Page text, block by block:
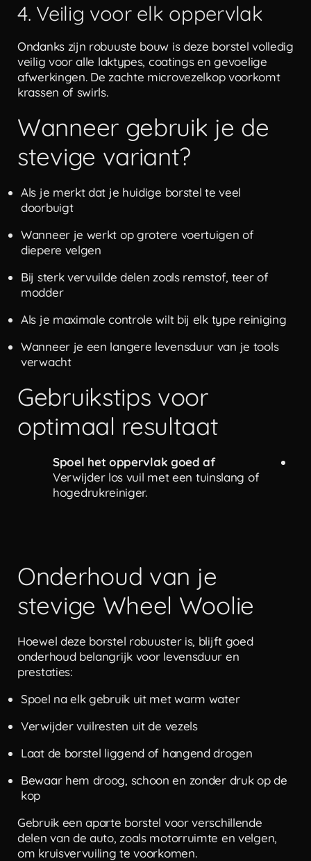
4. Veilig voor elk oppervlak
Ondanks zijn robuuste bouw is deze borstel volledig
veilig voor alle laktypes, coatings en gevoelige
afwerkingen. De zachte microvezelkop voorkomt
krassen of swirls.
Wanneer gebruik je de
stevige variant?
Als je merkt dat je huidige borstel te veel
doorbuigt
Wanneer je werkt op grotere voertuigen of
diepere velgen
Bij sterk vervuilde delen zoals remstof, teer of
modder
Als je maximale controle wilt bij elk type reiniging
Wanneer je een langere levensduur van je tools
verwacht
Gebruikstips voor
optimaal resultaat
Spoel het oppervlak goed af
Verwijder los vuil met een tuinslang of
hogedrukreiniger.
Onderhoud van je
stevige Wheel Woolie
Hoewel deze borstel robuuster is, blijft goed
onderhoud belangrijk voor levensduur en
prestaties:
Spoel na elk gebruik uit met warm water
Verwijder vuilresten uit de vezels
Laat de borstel liggend of hangend drogen
Bewaar hem droog, schoon en zonder druk op de
kop
Gebruik een aparte borstel voor verschillende
delen van de auto, zoals motorruimte en velgen,
om kruisvervuiling te voorkomen.